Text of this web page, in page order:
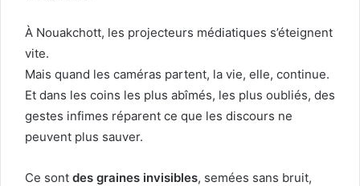
À Nouakchott, les projecteurs médiatiques s’éteignent
vite.
Mais quand les caméras partent, la vie, elle, continue.
Et dans les coins les plus abîmés, les plus oubliés, des
gestes infimes réparent ce que les discours ne
peuvent plus sauver.
Ce sont des graines invisibles, semées sans bruit,